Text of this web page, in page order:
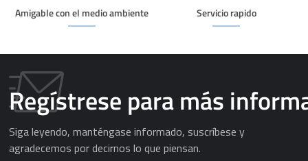
Amigable con el medio ambiente Servicio rapido
Regístrese para más
Siga leyendo, manténgase informado, suscríbese y
agradecemos por decirnos lo que piensan.